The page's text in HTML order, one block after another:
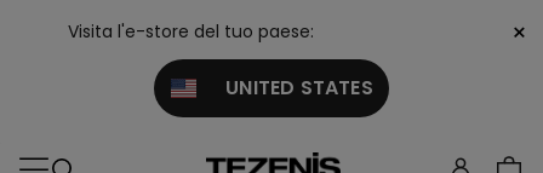
Visita l'e-store del tuo paese:
UNITED STATES
×